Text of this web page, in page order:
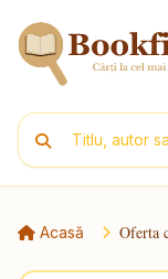
Acasă Oferta